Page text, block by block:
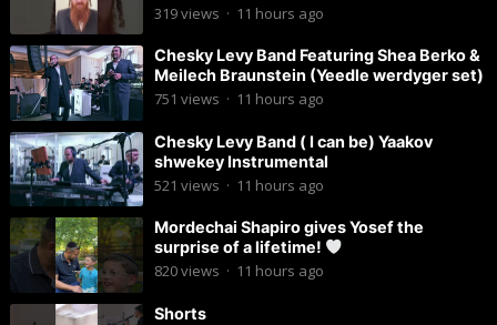
319views · 11 hours ago
Chesky Levy Band Featuring Shea Berko &
Meilech Braunstein (Yeedle werdyger set)
751 views · 11 hours ago
Chesky Levy Band ( I can be) Yaakov
shwekey Instrumental
521 views · 11 hours ago
Mordechai Shapiro gives Yosef the
surprise of a lifetime!
820views · 11 hours ago
Shorts